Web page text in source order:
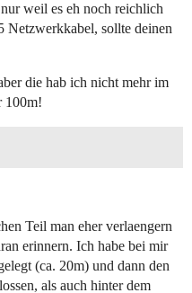
weil es eh noch reichlich
Netzwerkkabel, sollte deinen
die hab ich nicht mehr im
100m!
Teil man eher verlaengern
erinnern. Ich habe bei mir
(ca. 20m) und dann den
als auch hinter dem